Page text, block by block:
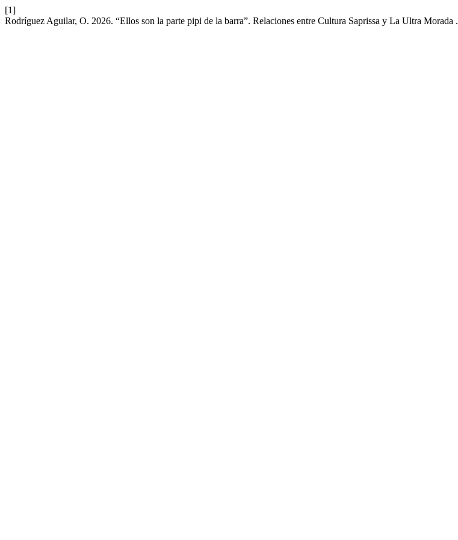
[1]
Rodríguez Aguilar, O. 2026. “Ellos son la parte pipi de la barra”. Relaciones entre Cultura Saprissa y La Ultra Morada .